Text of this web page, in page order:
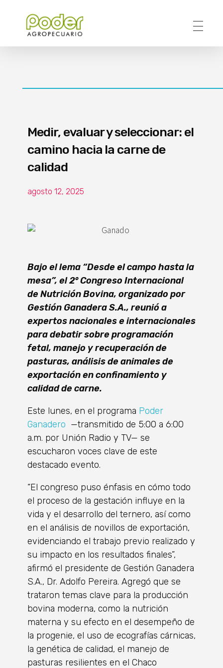
Medir, evaluar y seleccionar: el
camino hacia la carne de
calidad
agosto 12, 2025
Bajo el lema “Desde el campo hasta la
mesa”, el 2° Congreso Internacional
de Nutrición Bovina, organizado por
Gestión Ganadera S.A., reunió a
expertos nacionales e internacionales
para debatir sobre programación
fetal, manejo y recuperación de
pasturas, análisis de animales de
exportación en confinamiento y
calidad de carne.
Este lunes, en el programa Poder
Ganadero —transmitido de 5:00 a 6:00
a.m. por Unión Radio y TV— se
escucharon voces clave de este
destacado evento.
“El congreso puso énfasis en cómo todo
el proceso de la gestación influye en la
vida y el desarrollo del ternero, así como
en el análisis de novillos de exportación,
evidenciando el trabajo previo realizado y
su impacto en los resultados finales”,
afirmó el presidente de Gestión Ganadera
S.A., Dr. Adolfo Pereira. Agregó que se
trataron temas clave para la producción
bovina moderna, como la nutrición
materna y su efecto en el desempeño de
la progenie, el uso de ecografías cárnicas,
la genética de calidad, el manejo de
pasturas resilientes en el Chaco